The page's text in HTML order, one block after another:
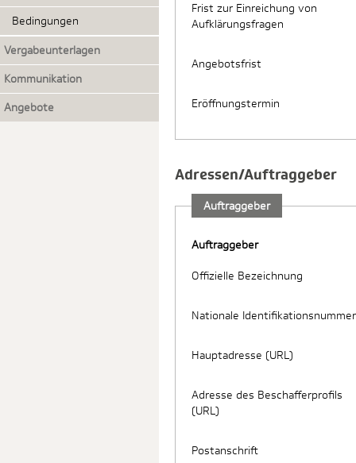
Bedingungen
Vergabeunterlagen
Kommunikation
Angebote
Frist zur Einreichung von
Aufklärungsfragen
Angebotsfrist
Eröffnungstermin
Adressen/Auftraggeber
Auftraggeber
Auftraggeber
Offizielle Bezeichnung
Nationale Identifikationsnummer
Hauptadresse (URL)
Adresse des Beschafferprofils
(URL)
Postanschrift